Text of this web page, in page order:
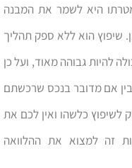
היא לשמר את המבנה
שיפוץ הוא ללא ספק תהליך
להיות גבוהה מאוד, ועל כן
אם מדובר בנכס שרכשתם
כלשהו ואין לכם את
זה למצוא את ההלוואה